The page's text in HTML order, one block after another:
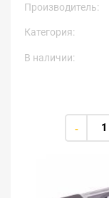
Производитель:
Категория:
В наличии:
-